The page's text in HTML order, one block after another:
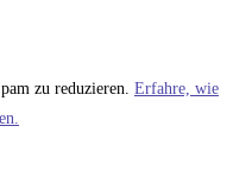
zu reduzieren. Erfahre, wie